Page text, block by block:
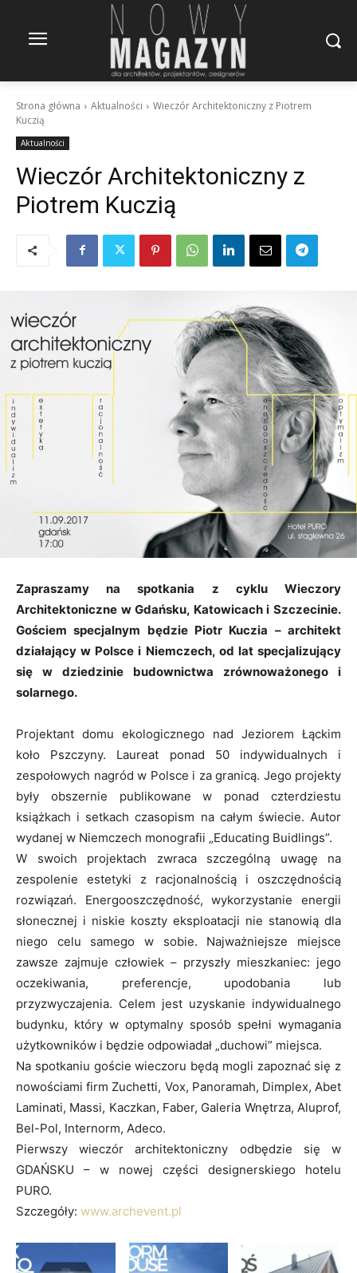
Strona główna Aktualności
Wieczór Architektoniczny z Piotrem
Kuczią
Aktualności
Wieczór Architektoniczny z
Piotrem Kuczią
Zapraszamy na spotkania z cyklu Wieczory
Architektoniczne w Gdańsku, Katowicach i Szczecinie.
Gościem specjalnym będzie Piotr Kuczia – architekt
działający w Polsce i Niemczech, od lat specjalizujący
się w dziedzinie budownictwa zrównoważonego i
solarnego.
Projektant domu ekologicznego nad Jeziorem Łąckim
koło Pszczyny. Laureat ponad 50 indywidualnych i
zespołowych nagród w Polsce i za granicą. Jego projekty
były obszernie publikowane w ponad czterdziestu
książkach i setkach czasopism na całym świecie. Autor
wydanej w Niemczech monografii „Educating Buidlings”.
W swoich projektach zwraca szczególną uwagę na
zespolenie estetyki z racjonalnością i oszczędnością
rozwiązań. Energooszczędność, wykorzystanie energii
słonecznej i niskie koszty eksploatacji nie stanowią dla
niego celu samego w sobie. Najważniejsze miejsce
zawsze zajmuje człowiek – przyszły mieszkaniec: jego
oczekiwania, preferencje, upodobania lub
przyzwyczajenia. Celem jest uzyskanie indywidualnego
budynku, który w optymalny sposób spełni wymagania
użytkowników i będzie odpowiadał „duchowi” miejsca.
Na spotkaniu goście wieczoru będą mogli zapoznać się z
nowościami firm Zuchetti, Vox, Panoramah, Dimplex, Abet
Laminati, Massi, Kaczkan, Faber, Galeria Wnętrza, Aluprof,
Bel-Pol, Internorm, Adeco.
Pierwszy wieczór architektoniczny odbędzie się w
GDAŃSKU – w nowej części designerskiego hotelu
PURO.
Szczegóły: www.archevent.pl